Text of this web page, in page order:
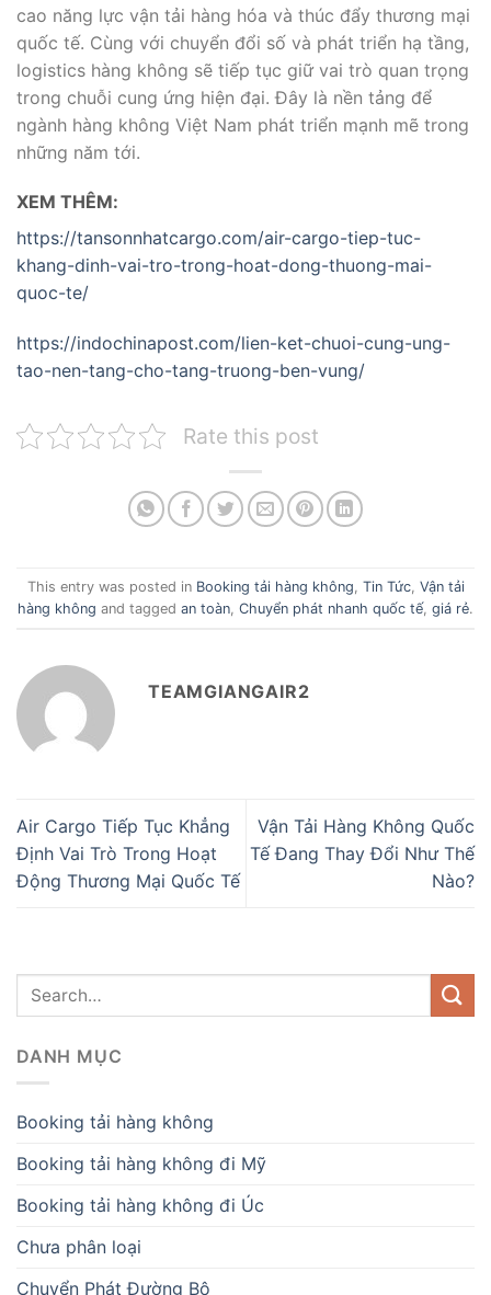
cao năng lực vận tải hàng hóa và thúc đẩy thương mại
quốc tế. Cùng với chuyển đổi số và phát triển hạ tầng,
logistics hàng không sẽ tiếp tục giữ vai trò quan trọng
trong chuỗi cung ứng hiện đại. Đây là nền tảng để
ngành hàng không Việt Nam phát triển mạnh mẽ trong
những năm tới.
XEM THÊM:
https://tansonnhatcargo.com/air-cargo-tiep-tuc-
khang-dinh-vai-tro-trong-hoat-dong-thuong-mai-
quoc-te/
https://indochinapost.com/lien-ket-chuoi-cung-ung-
tao-nen-tang-cho-tang-truong-ben-vung/
Rate this post
This entry was posted in Booking tải hàng không Tin Tức, Vận tải
hàng không and tagged an toàn Chuyển phát nhanh quốc tế, giá rẻ.
TEAMGIANGAIR2
Air Cargo Tiếp Tục Khẳng
Định Vai Trò Trong Hoạt
Động Thương Mại Quốc Tế
Vận Tải Hàng Không Quốc
Tế Đang Thay Đổi Như Thế
Nào?
DANH MỤC
Booking tải hàng không
Booking tải hàng không đi Mỹ
Booking tải hàng không đi Úc
Chưa phân loại
Chuyển Phát Đường Bộ